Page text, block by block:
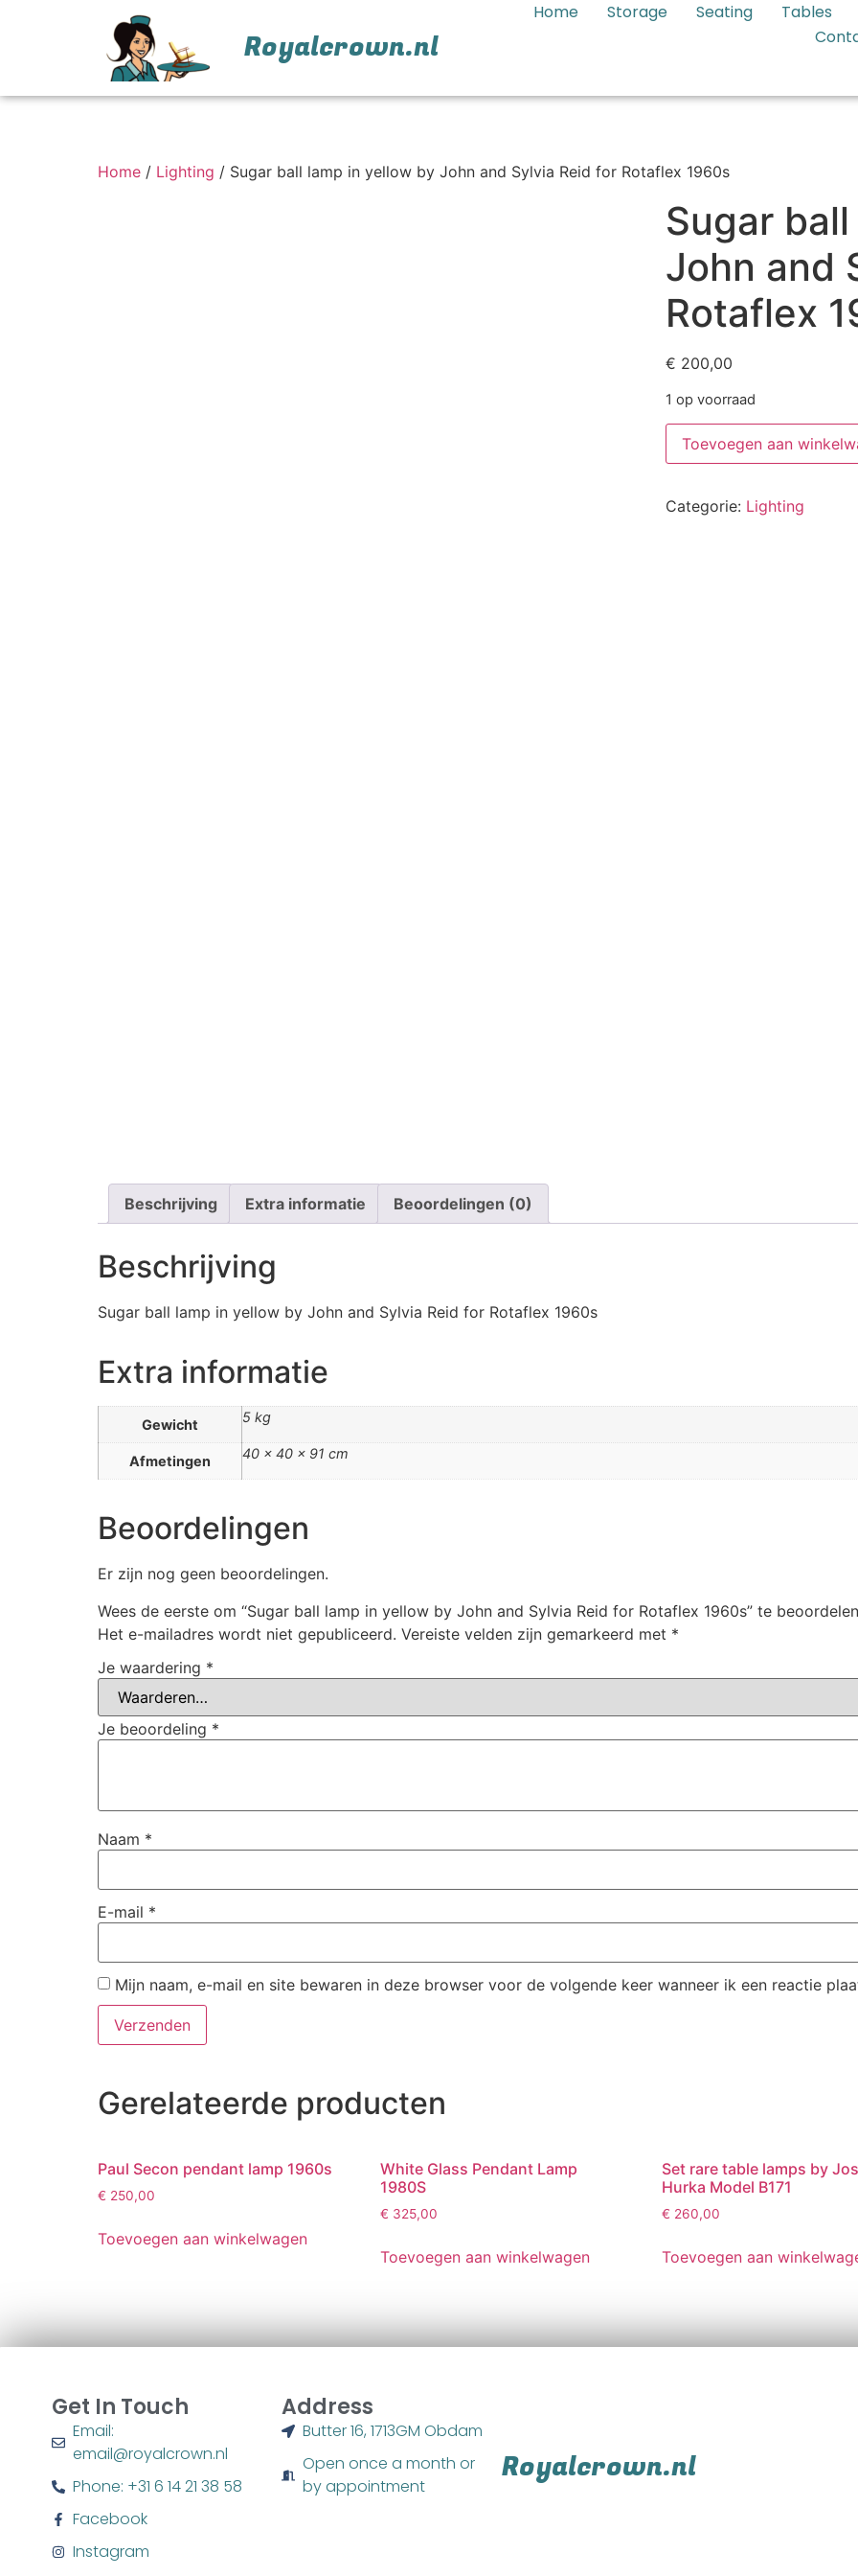
Royalcrown.nl
Home Storage Seating
Tables
Home / Lighting / Sugar ball lamp in yellow by John and Sylvia Reid for Rotaflex 1960s
Sugar
John and
Rotaflex
€ 200,00
1 op voorraad
Toevoegen aan
Categorie: Lighting
Beschrijving Extra informatie Beoordelingen (0)
Beschrijving
Sugar ball lamp in yellow by John and Sylvia Reid for Rotaflex 1960s
Extra informatie
Gewicht 5 kg
Afmetingen 40 × 40 × 91 cm
Beoordelingen
Er zijn nog geen beoordelingen.
Wees de eerste om “Sugar ball lamp in yellow by John and Sylvia Reid for Rotaflex 1960s” te beoordelen
Het e-mailadres wordt niet gepubliceerd. Vereiste velden zijn gemarkeerd met *
Je waardering *
Je beoordeling *
Naam *
E-mail *
Mijn naam, e-mail en site bewaren in deze browser voor de volgende keer wanneer ik een reactie
Gerelateerde producten
Paul Secon pendant lamp 1960s
€ 250,00
Toevoegen aan winkelwagen
White Glass Pendant Lamp
1980S
€ 325,00
Toevoegen aan winkelwagen
Set rare table lamps by
Hurka Model B171
€ 260,00
Toevoegen aan
Get In Touch
Email:
email@royalcrown.nl
Phone: ‭+31 6 14 21 38 58‬
Facebook
Instagram
Address
Butter 16, 1713GM Obdam
Open once a month or
by appointment
Royalcrown.nl